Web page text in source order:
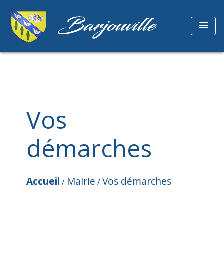
menu
Vos
démarches
Accueil / Mairie /Vos démarches